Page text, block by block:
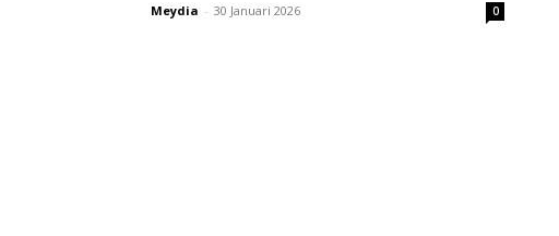
Meydia - 30 Januari 2026 0